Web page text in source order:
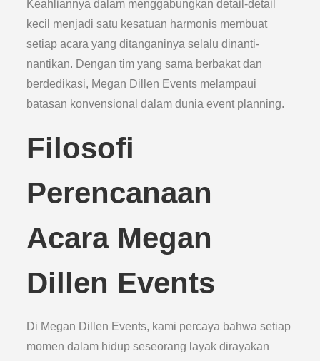
Keahliannya dalam menggabungkan detail-detail
kecil menjadi satu kesatuan harmonis membuat
setiap acara yang ditanganinya selalu dinanti-
nantikan. Dengan tim yang sama berbakat dan
berdedikasi, Megan Dillen Events melampaui
batasan konvensional dalam dunia event planning.
Filosofi
Perencanaan
Acara Megan
Dillen Events
Di Megan Dillen Events, kami percaya bahwa setiap
momen dalam hidup seseorang layak dirayakan